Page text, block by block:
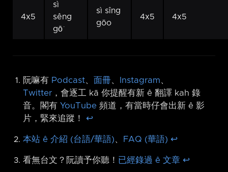
4x5
sì
sêng
gō͘
sì sîng
gōo
4x5 4x5
阮嘛有 Podcast、 面冊、 Instagram、
Twitter ，會逐工 kā 你提醒有新 ê 翻譯 kah 錄
音。閣有 YouTube 頻道，有當時仔會出新 ê 影
片，緊來追蹤！ ↩︎
本站 ê 介紹 (台語/華語)、 FAQ (華語) ↩︎
看無台文？阮讀予你聽！ 已經錄過 ê 文章 ↩︎